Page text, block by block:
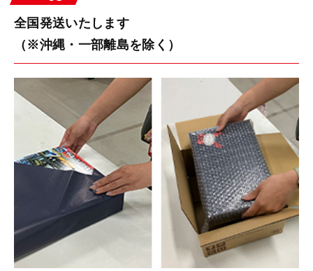
全国発送いたします
（※沖縄・一部離島を除く）